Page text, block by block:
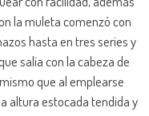
la muleta comenzó con
hasta en tres series y
salía con la cabeza de
que al emplearse
altura estocada tendida y